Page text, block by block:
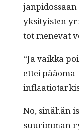
yksi­ty­is­ten
tot menevät
“Ja vaik­ka
ettei
No, sinähän
suurim­man